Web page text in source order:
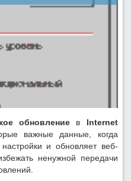
обновлениев Internet
важные данные, когда
и обновляет веб-
ненужной передачи